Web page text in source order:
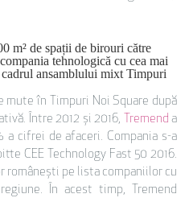
m² de spații de birouri către
tehnologică cu cea mai
ansamblului mixt Timpuri
mute în Timpuri Noi Square după
Între 2012 și 2016, Tremend a
cifrei de afaceri. Compania s-a
CEE Technology Fast 50 2016.
românești pe lista companiilor cu
În acest timp, Tremend